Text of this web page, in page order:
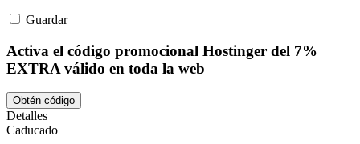
Guardar
Activa el código promocional Hostinger del 7%
EXTRA válido en toda la web
Obtén código
Detalles
Caducado